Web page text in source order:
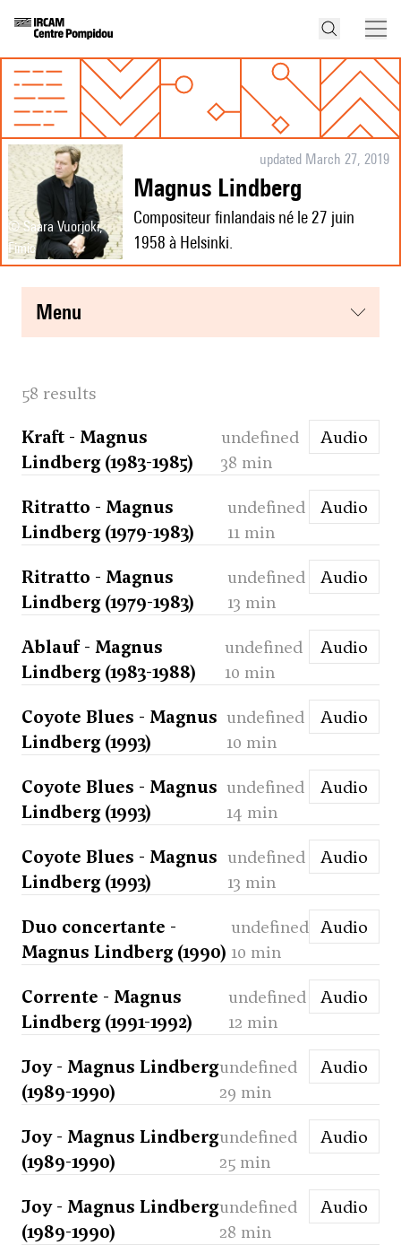
© Saara Vuorjoki,
Fimic
updated March 27, 2019
Magnus Lindberg
Compositeur finlandais né le 27 juin
1958 à Helsinki.
menu
58 results
Kraft - Magnus
Lindberg (1983-1985)
undefined
38 min
Audio
Ritratto - Magnus
Lindberg (1979-1983)
undefined
11 min
Audio
Ritratto - Magnus
Lindberg (1979-1983)
undefined
13 min
Audio
Ablauf - Magnus
Lindberg (1983-1988)
undefined
10 min
Audio
Coyote Blues - Magnus
Lindberg (1993)
undefined
10 min
Audio
Coyote Blues - Magnus
Lindberg (1993)
undefined
14 min
Audio
Coyote Blues - Magnus
Lindberg (1993)
undefined
13 min
Audio
Duo concertante -
Magnus Lindberg (1990)
undefined
10 min
Audio
Corrente - Magnus
Lindberg (1991-1992)
undefined
12 min
Audio
Joy - Magnus Lindberg
(1989-1990)
undefined
29 min
Audio
Joy - Magnus Lindberg
(1989-1990)
undefined
25 min
Audio
Joy - Magnus Lindberg
(1989-1990)
undefined
28 min
Audio